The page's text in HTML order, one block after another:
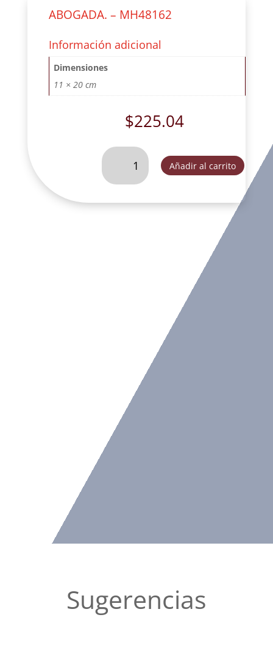
ABOGADA. – MH48162
Información adicional
Dimensiones
11 × 20 cm
$225.04
ABOGADA.
MH48162
Añadir al carrito
Sugerencias